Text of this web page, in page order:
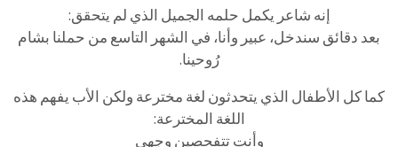
إنه شاعر يكمل حلمه الجميل الذي لم يتحقق:
بعد دقائق سندخل، عبير وأنا، في الشهر التاسع من حملنا بشام
رُوحينا.
كما كل الأطفال الذي يتحدثون لغة مخترعة ولكن الأب يفهم هذه
اللغة المخترعة:
وأنتِ تتفحصين وجهي